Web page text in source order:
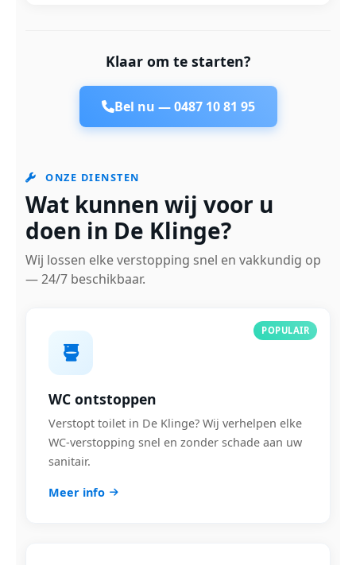
Klaar om te starten?
Bel nu —0487 10 81 95
ONZE DIENSTEN
Wat kunnen wij voor u
doen in De Klinge?
Wij lossen elke verstopping snel en vakkundig op
— 24/7 beschikbaar.
POPULAIR
WC ontstoppen
Verstopt toilet in De Klinge? Wij verhelpen elke
WC-verstopping snel en zonder schade aan uw
sanitair.
Meer info